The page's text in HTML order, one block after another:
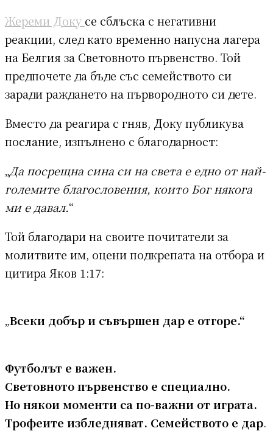
Жереми Доку се сблъска с негативни
реакции, след като временно напусна лагера
на Белгия за Световното първенство. Той
предпочете да бъде със семейството си
заради раждането на първородното си дете.
Вместо да реагира с гняв, Доку публикува
послание, изпълнено с благодарност:
„Да посрещна сина си на света е едно от най-
големите благословения, които Бог някога
ми е давал.“
Той благодари на своите почитатели за
молитвите им, оцени подкрепата на отбора и
цитира Яков 1:17:
„Всеки добър и съвършен дар е отгоре.“
Футболът е важен.
Световното първенство е специално.
Но някои моменти са по-важни от играта.
Трофеите избледняват. Семейството е дар.